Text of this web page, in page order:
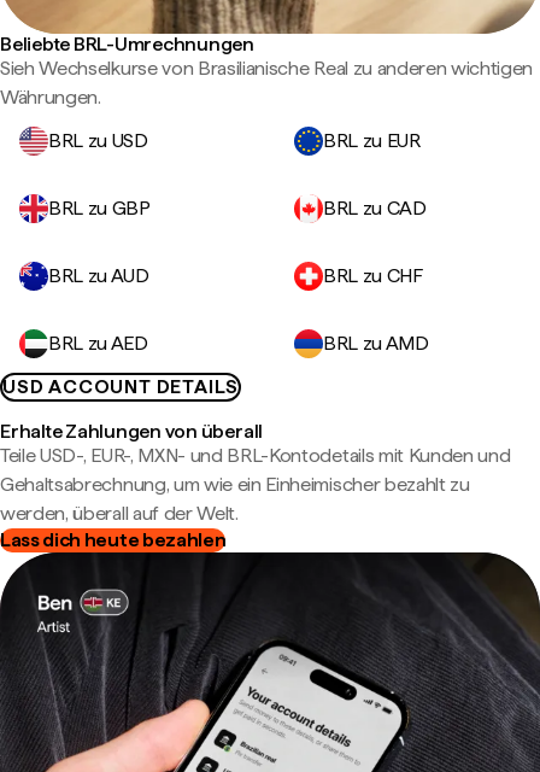
Beliebte BRL-Umrechnungen
Sieh Wechselkurse von Brasilianische Real zu anderen wichtigen
Währungen.
BRL zu USD
BRL zu EUR
BRL zu GBP BRL zu CAD
BRL zu AUD BRL zu CHF
BRL zu AED
BRL zu AMD
USD ACCOUNT DETAILS
Erhalte Zahlungen von überall
Teile USD-, EUR-, MXN- und BRL-Kontodetails mit Kunden und
Gehaltsabrechnung, um wie ein Einheimischer bezahlt zu
werden, überall auf der Welt.
Lass dich heute bezahlen